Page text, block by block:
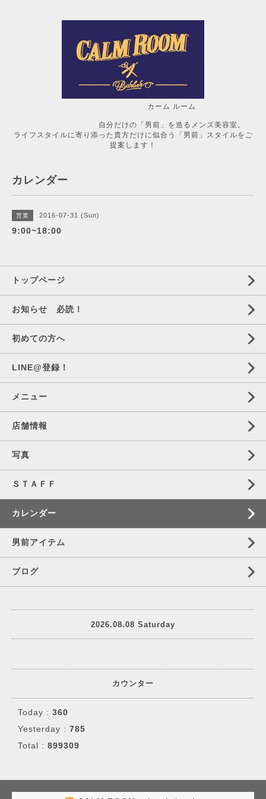
カーム ルーム
自分だけの「男前」を造るメンズ美容室。
ライフスタイルに寄り添った貴方だけに似合う「男前」スタイルをご
提案します！
カレンダー
営業 2016-07-31 (Sun)
9:00~18:00
トップページ
お知らせ 必読！
初めての方へ
LINE@登録！
メニュー
店舗情報
写真
ＳＴＡＦＦ
カレンダー
男前アイテム
ブログ
2026.08.08 Saturday
カウンター
Today : 360
Yesterday : 785
Total : 899309